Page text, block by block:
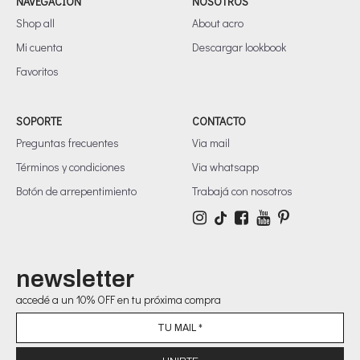
Shop all
Mi cuenta
Favoritos
About acro
Descargar lookbook
SOPORTE
Preguntas frecuentes
Términos y condiciones
Botón de arrepentimiento
CONTACTO
Via mail
Via whatsapp
Trabajá con nosotros
newsletter
accedé a un 10% OFF en tu próxima compra